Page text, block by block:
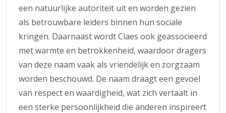
een natuurlijke autoriteit uit en worden gezien
als betrouwbare leiders binnen hun sociale
kringen. Daarnaast wordt Claes ook geassocieerd
met warmte en betrokkenheid, waardoor dragers
van deze naam vaak als vriendelijk en zorgzaam
worden beschouwd. De naam draagt een gevoel
van respect en waardigheid, wat zich vertaalt in
een sterke persoonlijkheid die anderen inspireert